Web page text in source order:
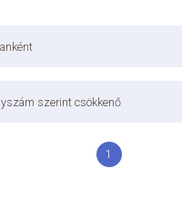
szerint csökkenő
1